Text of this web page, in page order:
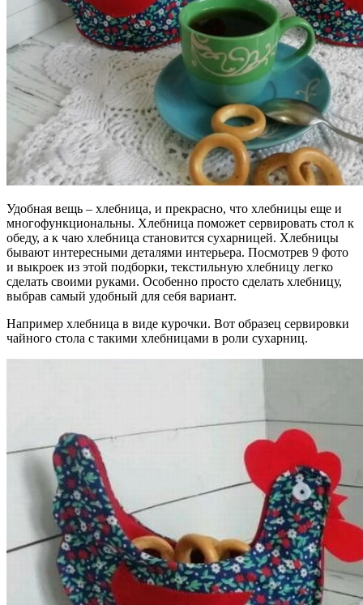
Удобная вещь – хлебница, и прекрасно, что хлебницы еще и
многофункциональны. Хлебница поможет сервировать стол к
обеду, а к чаю хлебница становится сухарницей. Хлебницы
бывают интересными деталями интерьера. Посмотрев 9 фото
и выкроек из этой подборки, текстильную хлебницу легко
сделать своими руками. Особенно просто сделать хлебницу,
выбрав самый удобный для себя вариант.
Например хлебница в виде курочки. Вот образец сервировки
чайного стола с такими хлебницами в роли сухарниц.